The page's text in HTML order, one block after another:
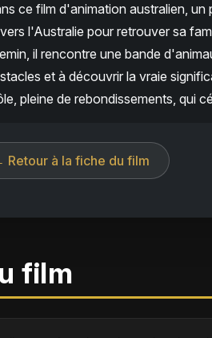
ce film d'animation australien,
l'Australie pour retrouver sa
il rencontre une bande
et à découvrir la vraie
pleine de rebondissements, qui
Retour à la fiche du film
film